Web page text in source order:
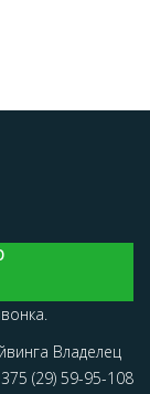
Владелец
(29) 59-95-108